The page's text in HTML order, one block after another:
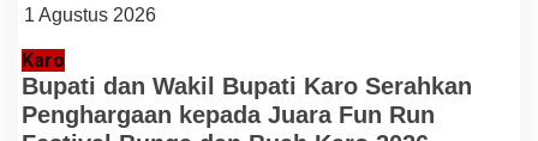
1 Agustus 2026
Karo
Bupati dan Wakil Bupati Karo Serahkan
Penghargaan kepada Juara Fun Run